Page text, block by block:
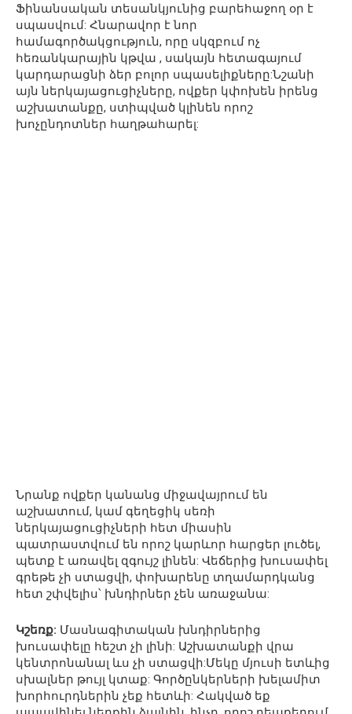
Ֆինանսական տեսանկյունից բարեհաջող օր է
սպասվում: Հնարավոր է նոր
համագործակցություն, որը սկզբում ոչ
հեռանկարային կթվա , սակայն հետագայում
կարդարացնի ձեր բոլոր սպասելիքները:Նշանի
այն ներկայացուցիչները, ովքեր կփոխեն իրենց
աշխատանքը, ստիպված կլինեն որոշ
խոչընդոտներ հաղթահարել:
Նրանք ովքեր կանանց միջավայրում են
աշխատում, կամ գեղեցիկ սեռի
ներկայացուցիչների հետ միասին
պատրաստվում են որոշ կարևոր հարցեր լուծել,
պետք է առավել զգույշ լինեն: Վեճերից խուսափել
գրեթե չի ստացվի, փոխարենը տղամարդկանց
հետ շփվելիս՝ խնդիրներ չեն առաջանա:
Կշեռք: Մասնագիտական խնդիրներից
խուսափելը հեշտ չի լինի: Աշխատանքի վրա
կենտրոնանալ ևս չի ստացվի:Մեկը մյուսի ետևից
սխալներ թույլ կտաք: Գործընկերների խելամիտ
խորհուրդներին չեք հետևի: Հակված եք